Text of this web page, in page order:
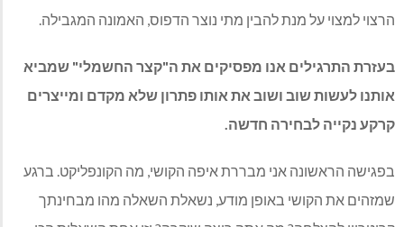
הרצוי למצוי על מנת להבין מתי נוצר הדפוס, האמונה המגבילה.
בעזרת התרגילים אנו מפסיקים את ה"קצר החשמלי" שמביא
אותנו לעשות שוב ושוב את אותו פתרון שלא מקדם ומייצרים
קרקע נקייה לבחירה חדשה.
בפגישה הראשונה אני מבררת איפה הקושי, מה הקונפליקט. ברגע
שמזהים את הקושי באופן מודע, נשאלת השאלה מהו מבחינתך